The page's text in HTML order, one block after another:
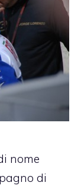
nome
di